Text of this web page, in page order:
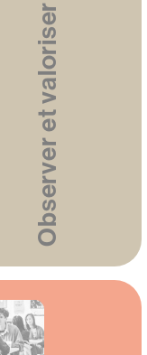
Observer et valoriser